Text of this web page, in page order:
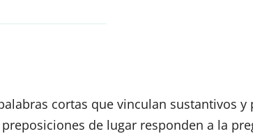
cortas que vinculan sustantivos y
de lugar responden a la